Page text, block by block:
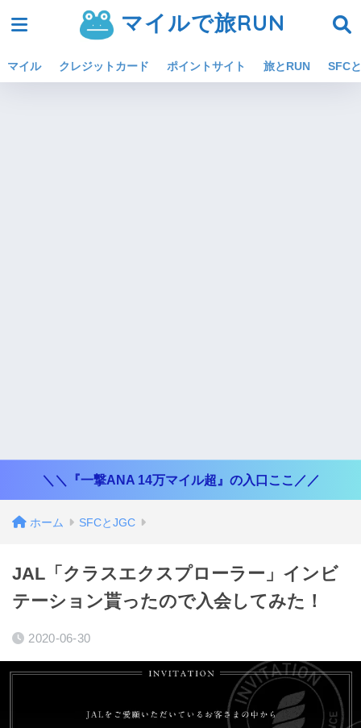
マイルで旅RUN
マイル クレジットカード ポイントサイト 旅とRUN SFC
＼＼『一撃ANA 14万マイル超』の入口ここ／／
ホーム SFCとJGC
JAL「クラスエクスプローラー」インビ
テーション貰ったので入会してみた！
2020-06-30